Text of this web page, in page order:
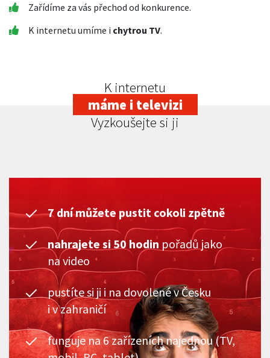
Zařídíme za vás přechod od konkurence.
K internetu umíme i chytrou TV.
K internetu
máme i televizi
Vyzkoušejte si ji
7 dní můžete pustit cokoli zpětně
nahrajete si 50 hodin pořadů jako
na video
pustíte si ji i na dovolené v Česku
i v zahraničí
funguje na 6 zařízeních najednou (TV,